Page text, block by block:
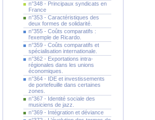
n°348 - Principaux syndicats en
France
n°353 - Caractéristiques des
deux formes de solidarité.
n°355 - Coûts comparatifs :
l'exemple de Ricardo.
n°359 - Coûts comparatifs et
spécialisation internationale.
n°362 - Exportations intra-
régionales dans les unions
économiques.
n°364 - IDE et investissements
de portefeuille dans certaines
zones.
n°367 - Identité sociale des
musiciens de jazz.
n°369 - Intégration et déviance